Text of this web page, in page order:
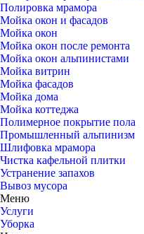
Полировка мрамора
Мойка окон и фасадов
Мойка окон
Мойка окон после ремонта
Мойка окон альпинистами
Мойка витрин
Мойка фасадов
Мойка дома
Мойка коттеджа
Полимерное покрытие пола
Промышленный альпинизм
Шлифовка мрамора
Чистка кафельной плитки
Устранение запахов
Вывоз мусора
Меню
Услуги
Уборка